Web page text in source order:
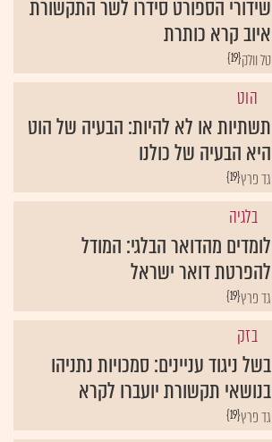
שידורי הספורט סידרו לשר התקשורת
איוב קרא כותרת
{19}טל וולק
הוט
תשתיות או לא להיות: הבעיה של הוט
היא הבעיה של כולנו
{19}גד פרץ
בלגיה
לומדים מהדואר הבלגי: המודל
להפרטת דואר ישראל
{19}גד פרץ
בזק
בשל ניגוד עניינים: סמכויות נתניהו
בנושאי תקשורת יועברו לקרא
{19}גד פרץ